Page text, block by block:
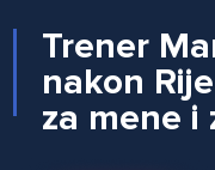
Trener
nakon
za mene i